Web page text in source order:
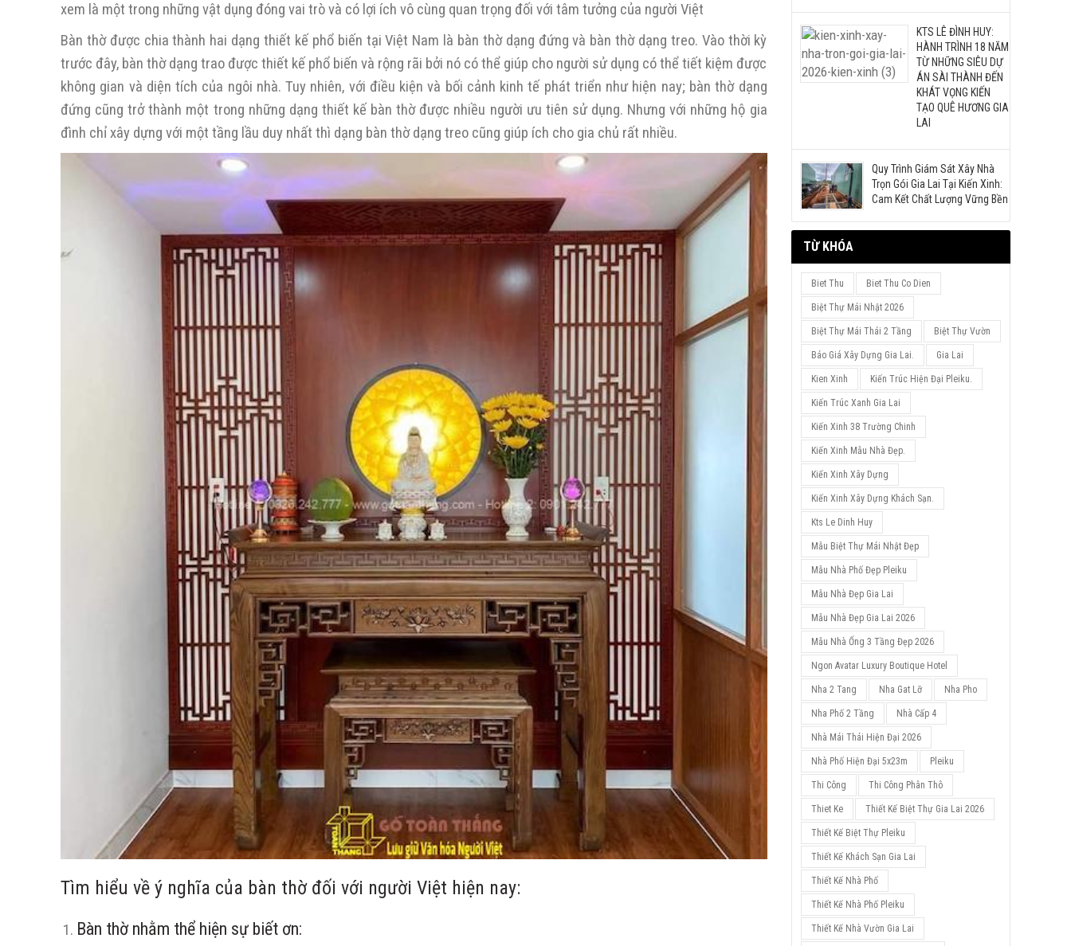
xem là một trong những vật dụng đóng vai trò và có lợi ích vô cùng quan trọng đối với tâm tưởng của người Việt
Bàn thờ được chia thành hai dạng thiết kế phổ biến tại Việt Nam là bàn thờ dạng đứng và bàn thờ dạng treo. Vào thời kỳ
trước đây, bàn thờ dạng trao được thiết kế phổ biến và rộng rãi bởi nó có thể giúp cho người sử dụng có thể tiết kiệm được
không gian và diện tích của ngôi nhà. Tuy nhiên, với điều kiện và bối cảnh kinh tế phát triển như hiện nay; bàn thờ dạng
đứng cũng trở thành một trong những dạng thiết kế bàn thờ được nhiều người ưu tiên sử dụng. Nhưng với những hộ gia
đình chỉ xây dựng với một tầng lầu duy nhất thì dạng bàn thờ dạng treo cũng giúp ích cho gia chủ rất nhiều.
Tìm hiểu về ý nghĩa của bàn thờ đối với người Việt hiện nay:
Bàn thờ nhằm thể hiện sự biết ơn:
KTS LÊ ĐÌNH HUY:
HÀNH TRÌNH 18 NĂM
TỪ NHỮNG SIÊU DỰ
ÁN SÀI THÀNH ĐẾN
KHÁT VỌNG KIẾN
TẠO QUÊ HƯƠNG GIA
LAI
Quy Trình Giám Sát Xây Nhà
Trọn Gói Gia Lai Tại Kiến Xinh:
Cam Kết Chất Lượng Vững Bền
TỪ KHÓA
Biet Thu Biet Thu Co Dien
Biệt Thự Mái Nhật 2026
Biệt Thự Mái Thái 2 Tầng Biệt Thự Vườn
Báo Giá Xây Dựng Gia Lai. Gia Lai
Kien Xinh Kiến Trúc Hiện Đại Pleiku.
Kiến Trúc Xanh Gia Lai
Kiến Xinh 38 Trường Chinh
Kiến Xinh Mẫu Nhà Đẹp.
Kiến Xinh Xây Dựng
Kiến Xinh Xây Dựng Khách Sạn.
Kts Le Dinh Huy
Mẫu Biệt Thự Mái Nhật Đẹp
Mẫu Nhà Phố Đẹp Pleiku
Mẫu Nhà Đẹp Gia Lai
Mẫu Nhà Đẹp Gia Lai 2026
Mẫu Nhà Ống 3 Tầng Đẹp 2026
Ngon Avatar Luxury Boutique Hotel
Nha 2 Tang Nha Gat Lỡ Nha Pho
Nha Phố 2 Tầng Nhà Cấp 4
Nhà Mái Thái Hiện Đại 2026
Nhà Phố Hiện Đại 5x23m Pleiku
Thi Công Thi Công Phân Thô
Thiet Ke Thiết Kế Biệt Thự Gia Lai 2026
Thiết Kế Biệt Thự Pleiku
Thiết Kế Khách Sạn Gia Lai
Thiết Kế Nhà Phố
Thiết Kế Nhà Phố Pleiku
Thiết Kế Nhà Vườn Gia Lai